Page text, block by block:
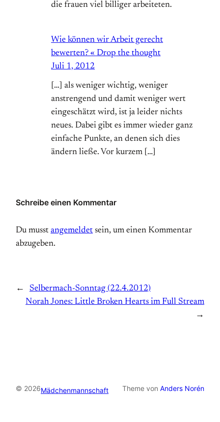
die frauen viel billiger arbeiteten.
Wie können wir Arbeit gerecht
bewerten? « Drop the thought
Juli 1, 2012
[…] als weniger wichtig, weniger
anstrengend und damit weniger wert
eingeschätzt wird, ist ja leider nichts
neues. Dabei gibt es immer wieder ganz
einfache Punkte, an denen sich dies
ändern ließe. Vor kurzem […]
Schreibe einen Kommentar
Du musst angemeldet sein, um einen Kommentar
abzugeben.
←
Selbermach-Sonntag (22.4.2012)
Norah Jones: Little Broken Hearts im Full Stream
→
© 2026Mädchenmannschaft Theme von Anders Norén